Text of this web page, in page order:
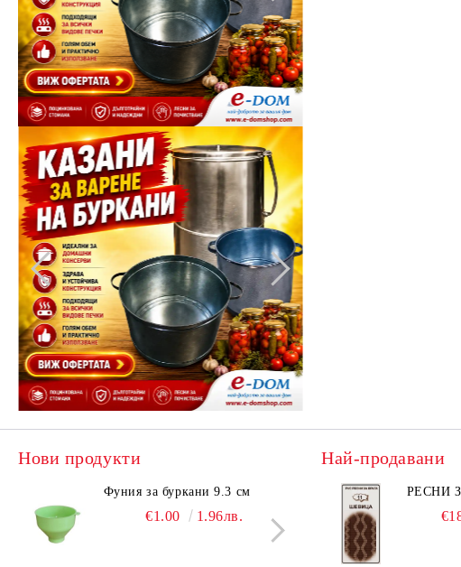
Нови продукти
Фуния за буркани 9.3 см
€1.00 1.96лв.
Поцинкован
€6.50
Най-продавани
РЕСНИ